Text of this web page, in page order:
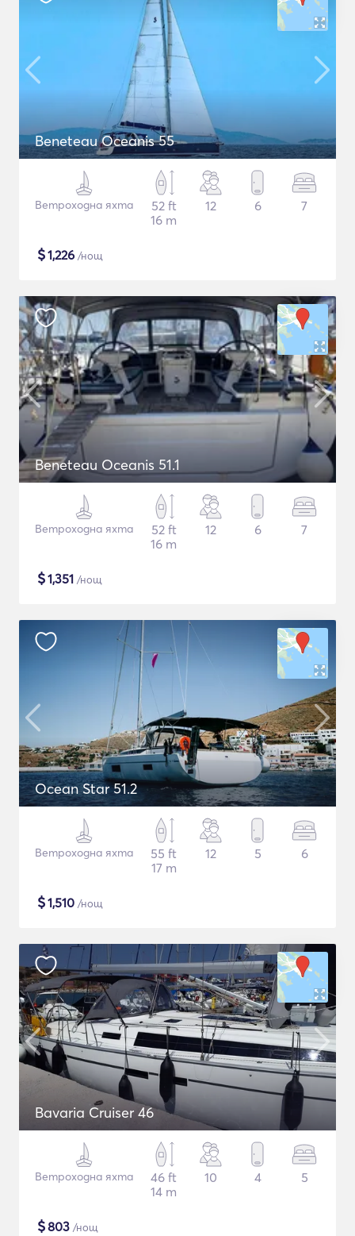
Beneteau Oceanis 55
Ветроходна яхта
52 ft
16 m
12 6 7
$1,226 /нощ
Beneteau Oceanis 51.1
Ветроходна яхта
52 ft
16 m
12 6 7
$1,351 /нощ
Ocean Star 51.2
Ветроходна яхта
55 ft
17 m
12 5 6
$1,510 /нощ
Bavaria Cruiser 46
Ветроходна яхта
46 ft
14 m
10 4 5
$803 /нощ